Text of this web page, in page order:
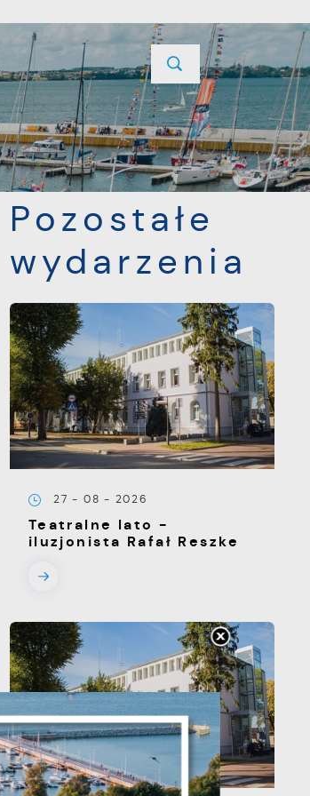
PROJEKTY UNIJNE KONTAKT
POPRZEDNI NASTĘPNY
Pozostałe
wydarzenia
27 - 08 - 2026
Teatralne lato -
iluzjonista Rafał Reszke